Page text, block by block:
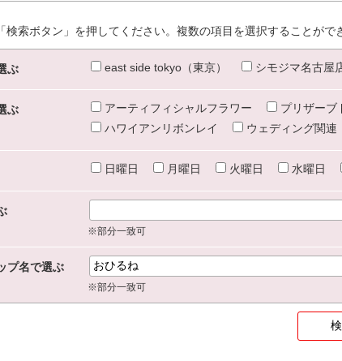
検索ボタン」を押してください。複数の項目を選択することがで
ぶ east side tokyo（東京） シモジマ名古屋
ぶ アーティフィシャルフラワー プリザーブ
ハワイアンリボンレイ
ウェディング関連
日曜日 月曜日 火曜日 水曜日
※部分一致可
プ名で選ぶ
※部分一致可